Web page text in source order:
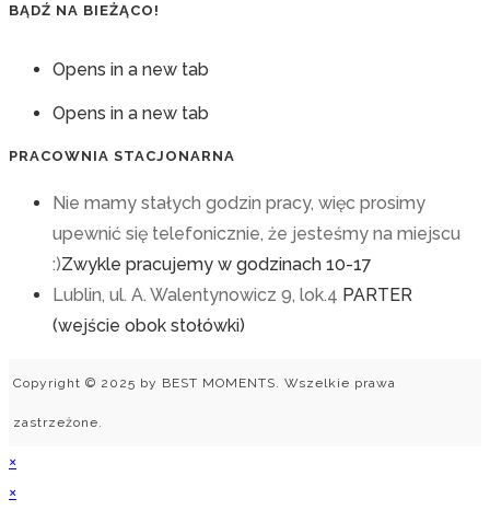
BĄDŹ NA BIEŻĄCO!
Opens in a new tab
Opens in a new tab
PRACOWNIA STACJONARNA
Nie mamy stałych godzin pracy, więc prosimy
upewnić się telefonicznie, że jesteśmy na miejscu
:)Zwykle pracujemy w godzinach 10-17
Lublin, ul. A. Walentynowicz 9, lok.4 PARTER
(wejście obok stołówki)
Copyright © 2025 by BEST MOMENTS. Wszelkie prawa
zastrzeżone.
×
×